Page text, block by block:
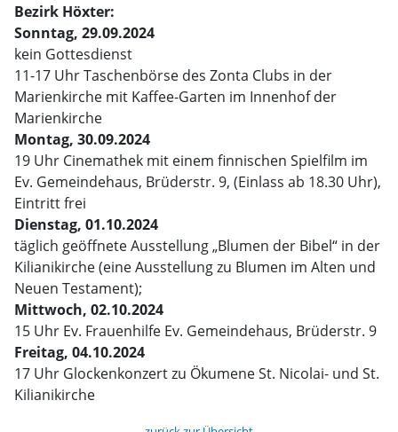
Bezirk Höxter:
Sonntag, 29.09.2024
kein Gottesdienst
11-17 Uhr Taschenbörse des Zonta Clubs in der
Marienkirche mit Kaffee-Garten im Innenhof der
Marienkirche
Montag, 30.09.2024
19 Uhr Cinemathek mit einem finnischen Spielfilm im
Ev. Gemeindehaus, Brüderstr. 9, (Einlass ab 18.30 Uhr),
Eintritt frei
Dienstag, 01.10.2024
täglich geöffnete Ausstellung „Blumen der Bibel“ in der
Kilianikirche (eine Ausstellung zu Blumen im Alten und
Neuen Testament);
Mittwoch, 02.10.2024
15 Uhr Ev. Frauenhilfe Ev. Gemeindehaus, Brüderstr. 9
Freitag, 04.10.2024
17 Uhr Glockenkonzert zu Ökumene St. Nicolai- und St.
Kilianikirche